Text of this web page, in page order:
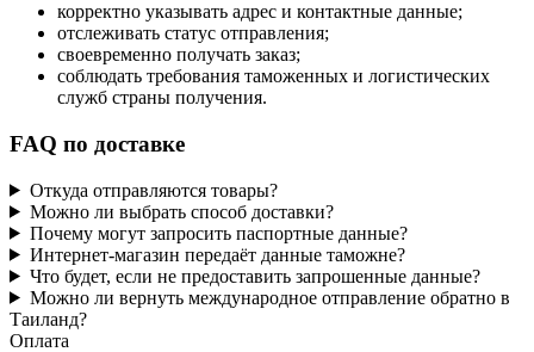
корректно указывать адрес и контактные данные;
отслеживать статус отправления;
своевременно получать заказ;
соблюдать требования таможенных и логистических
служб страны получения.
FAQ по доставке
Откуда отправляются товары?
Можно ли выбрать способ доставки?
Почему могут запросить паспортные данные?
Интернет-магазин передаёт данные таможне?
Что будет, если не предоставить запрошенные данные?
Можно ли вернуть международное отправление обратно в
Таиланд?
Оплата